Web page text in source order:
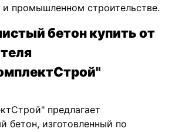
и промышленном строительстве.
бетон купить от
предлагает
бетон, изготовленный по